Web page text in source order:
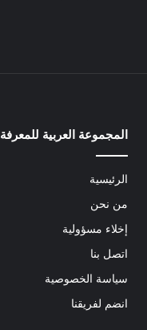
المجموعة العربية للمعرفة
الرئيسية
من نحن
إخلاء مسؤولية
اتصل بنا
سياسة الخصوصية
انضم لفريقنا